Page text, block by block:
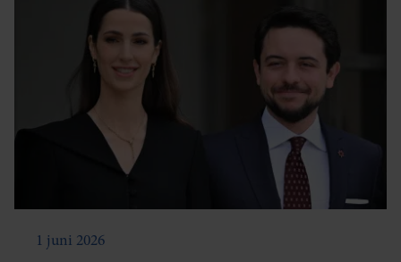
1 juni 2026